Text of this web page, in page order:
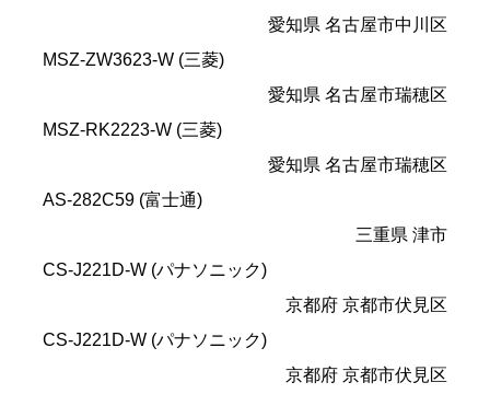
愛知県 名古屋市中川区
MSZ-ZW3623-W (三菱)
愛知県 名古屋市瑞穂区
MSZ-RK2223-W (三菱)
愛知県 名古屋市瑞穂区
AS-282C59 (富士通)
三重県 津市
CS-J221D-W (パナソニック)
京都府 京都市伏見区
CS-J221D-W (パナソニック)
京都府 京都市伏見区